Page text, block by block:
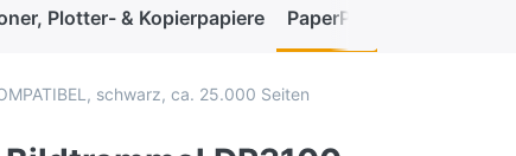
Plotter- & Kopierpapiere PaperPro High-
schwarz, ca. 25.000 Seiten